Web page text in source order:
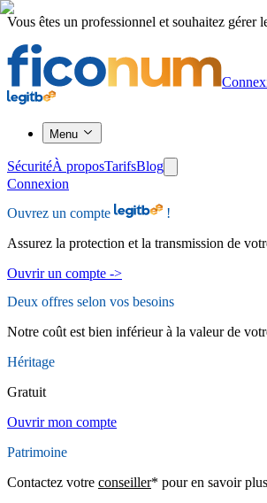
Vous êtes un professionnel et souhaitez gérer
Menu
SécuritéÀ proposTarifsBlog
Connexion
Ouvrez un compte
!
Assurez la protection et la transmission de
Ouvrir un compte ->
Deux offres selon vos besoins
Notre coût est bien inférieur à la valeur de
Héritage
Gratuit
Ouvrir mon compte
Patrimoine
Contactez votre conseiller* pour en savoir plus